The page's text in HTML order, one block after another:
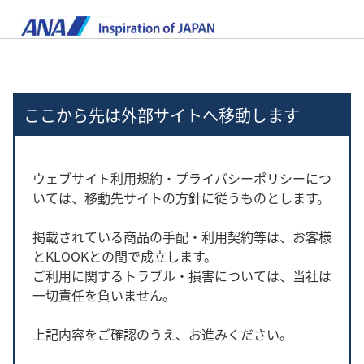
ここから先は外部サイトへ移動します
ウェブサイト利用規約・プライバシーポリシーにつ
いては、移動先サイトの方針に従うものとします。
掲載されている商品の手配・利用契約等は、お客様
とKLOOKとの間で成立します。
ご利用に関するトラブル・損害については、当社は
一切責任を負いません。
上記内容をご確認のうえ、お進みください。